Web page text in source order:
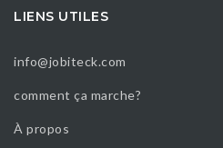
LIENS UTILES
info@jobiteck.com
comment ça marche?
À propos